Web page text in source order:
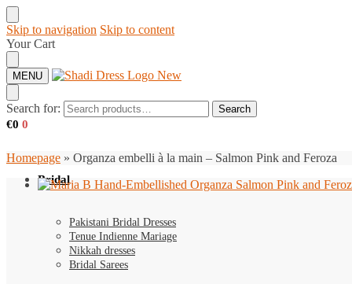
Skip to navigation Skip to content
Your Cart
MENU
Search for: Search
€0 0
Bridal
Pakistani Bridal Dresses
Tenue Indienne Mariage
Nikkah dresses
Bridal Sarees
Homepage » Organza embelli à la main – Salmon Pink and Feroza